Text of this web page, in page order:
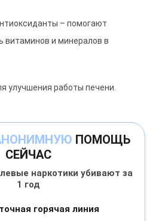
– помогают
витаминов и минералов в
улучшения работы печени.
ПОМОЩЬ
СЕЙЧАС
наркотики убивают за
1 год
горячая линия